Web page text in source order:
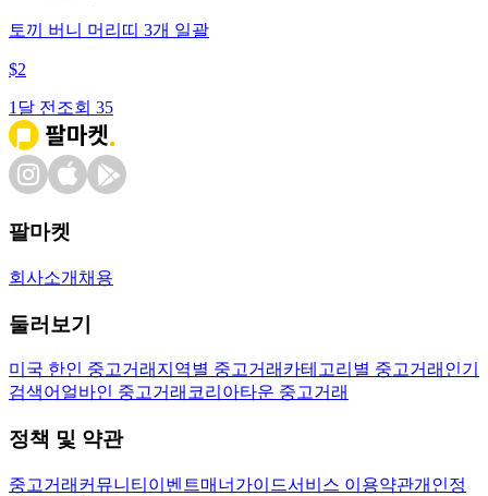
토끼 버니 머리띠 3개 일괄
$2
1달 전 조회 35
팔마켓
회사소개 채용
둘러보기
미국 한인 중고거래 지역별 중고거래 카테고리별 중고거래 인기
검색어 얼바인 중고거래 코리아타운 중고거래
정책 및 약관
중고거래 커뮤니티 이벤트매너가이드서비스 이용약관개인정